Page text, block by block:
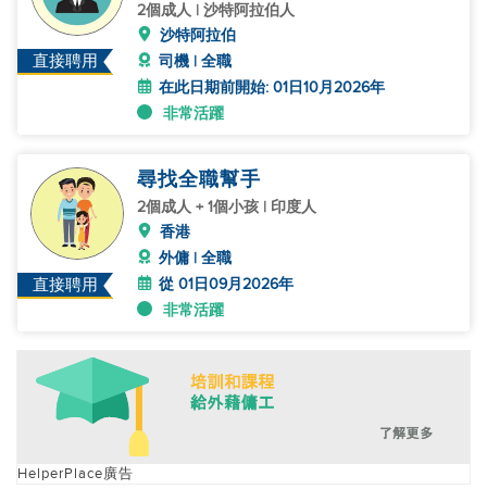
直接聘用
2個成人 | 沙特阿拉伯人
沙特阿拉伯
司機 | 全職
在此日期前開始: 01日10月2026年
非常活躍
直接聘用
尋找全職幫手
2個成人 + 1個小孩 | 印度人
香港
外傭 | 全職
從 01日09月2026年
非常活躍
HelperPlace廣告